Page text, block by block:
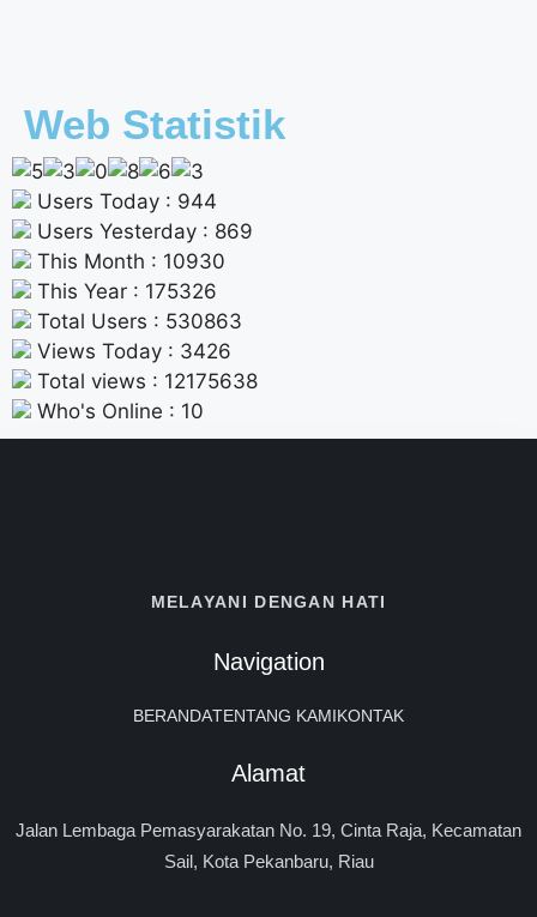
Web Statistik
Users Today : 944
Users Yesterday : 869
This Month : 10930
This Year : 175326
Total Users : 530863
Views Today : 3426
Total views : 12175638
Who's Online : 10
MELAYANI DENGAN HATI
Navigation
BERANDATENTANG KAMIKONTAK
Alamat
Jalan Lembaga Pemasyarakatan No. 19, Cinta Raja, Kecamatan
Sail, Kota Pekanbaru, Riau